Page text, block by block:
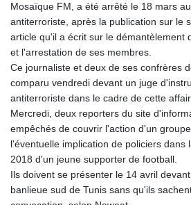
Mosaïque FM, a été arrêté le 18 mars
antiterroriste, après la publication sur le
article qu'il a écrit sur le démantèlement
et l'arrestation de ses membres.
Ce journaliste et deux de ses confrères
comparu vendredi devant un juge
antiterroriste dans le cadre de cette
Mercredi, deux reporters du site
empêchés de couvrir l'action d'un
l'éventuelle implication de policiers dans
2018 d'un jeune supporter de football.
Ils doivent se présenter le 14 avril
banlieue sud de Tunis sans qu'ils